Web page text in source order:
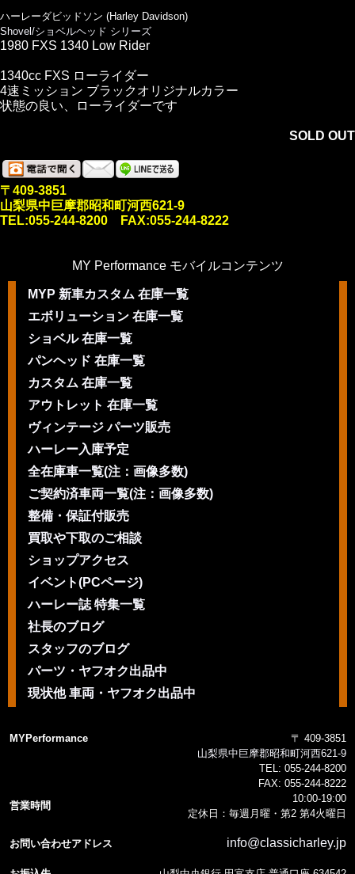
ハーレーダビッドソン (Harley Davidson)
Shovel/ショベルヘッド シリーズ
1980 FXS 1340 Low Rider
1340cc FXS ローライダー
4速ミッション ブラックオリジナルカラー
状態の良い、ローライダーです
SOLD OUT
〒409-3851
山梨県中巨摩郡昭和町河西621-9
TEL:055-244-8200 FAX:055-244-8222
MY Performance モバイルコンテンツ
MYP 新車カスタム 在庫一覧
エボリューション 在庫一覧
ショベル 在庫一覧
パンヘッド 在庫一覧
カスタム 在庫一覧
アウトレット 在庫一覧
ヴィンテージ パーツ販売
ハーレー入庫予定
全在庫車一覧(注：画像多数)
ご契約済車両一覧(注：画像多数)
整備・保証付販売
買取や下取のご相談
ショップアクセス
イベント(PCページ)
ハーレー誌 特集一覧
社長のブログ
スタッフのブログ
パーツ・ヤフオク出品中
現状他 車両・ヤフオク出品中
MYPerformance
〒 409-3851
山梨県中巨摩郡昭和町河西621-9
TEL: 055-244-8200
FAX: 055-244-8222
営業時間
10:00-19:00
定休日：毎週月曜・第2 第4火曜日
お問い合わせアドレス info@classicharley.jp